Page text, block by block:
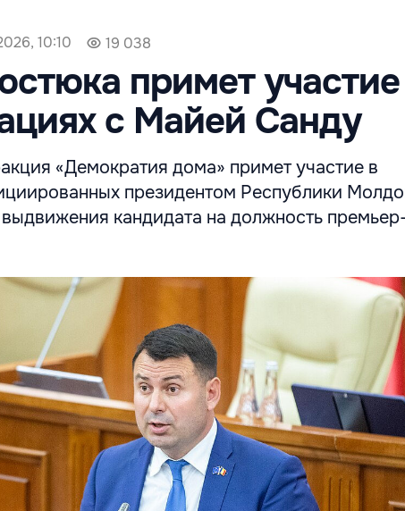
10:10 19 038
примет
с Майей Санду
«Демократия дома» примет участие в
президентом Республики
кандидата на должность